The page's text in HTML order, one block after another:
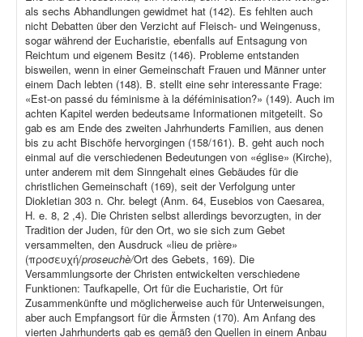
als sechs Abhandlungen gewidmet hat (142). Es fehlten auch
nicht Debatten über den Verzicht auf Fleisch- und Weingenuss,
sogar während der Eucharistie, ebenfalls auf Entsagung von
Reichtum und eigenem Besitz (146). Probleme entstanden
bisweilen, wenn in einer Gemeinschaft Frauen und Männer unter
einem Dach lebten (148). B. stellt eine sehr interessante Frage:
«Est-on passé du féminisme à la déféminisation?» (149). Auch im
achten Kapitel werden bedeutsame Informationen mitgeteilt. So
gab es am Ende des zweiten Jahrhunderts Familien, aus denen
bis zu acht Bischöfe hervorgingen (158/161). B. geht auch noch
einmal auf die verschiedenen Bedeutungen von «église» (Kirche),
unter anderem mit dem Sinngehalt eines Gebäudes für die
christlichen Gemeinschaft (169), seit der Verfolgung unter
Diokletian 303 n. Chr. belegt (Anm. 64, Eusebios von Caesarea,
H. e. 8, 2 ,4). Die Christen selbst allerdings bevorzugten, in der
Tradition der Juden, für den Ort, wo sie sich zum Gebet
versammelten, den Ausdruck «lieu de prière»
(προσευχή/proseuchè/Ort des Gebets, 169). Die
Versammlungsorte der Christen entwickelten verschiedene
Funktionen: Taufkapelle, Ort für die Eucharistie, Ort für
Zusammenkünfte und möglicherweise auch für Unterweisungen,
aber auch Empfangsort für die Ärmsten (170). Am Anfang des
vierten Jahrhunderts gab es gemäß den Quellen in einem Anbau